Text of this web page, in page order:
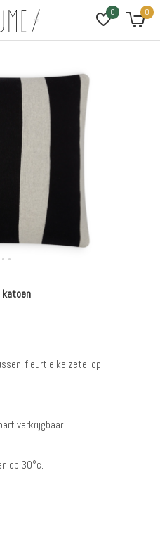
0 0
fleurt elke zetel op.
verkrijgbaar.
op 30°c.